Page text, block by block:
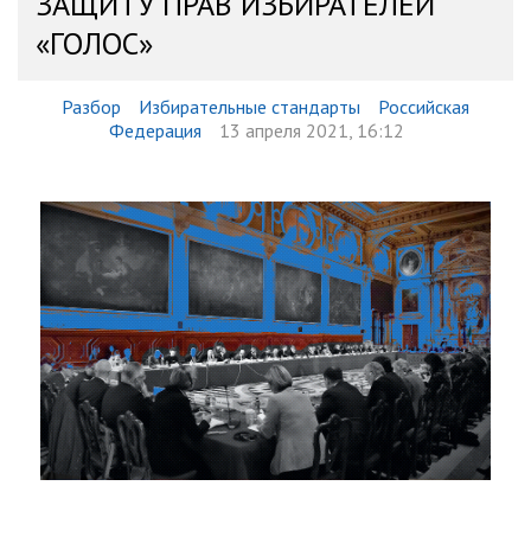
«ГОЛОС»
Разбор Избирательные стандарты
Российская
Федерация
13 апреля 2021, 16:12